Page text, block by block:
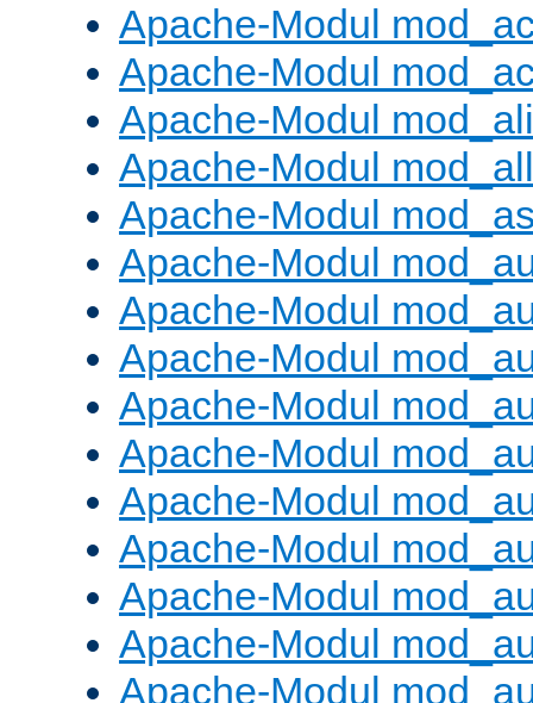
Apache-Modul
Apache-Modul
Apache-Modul
Apache-Modul
Apache-Modul
Apache-Modul
Apache-Modul
Apache-Modul
Apache-Modul
Apache-Modul
Apache-Modul
Apache-Modul
Apache-Modul
Apache-Modul
Apache-Modul